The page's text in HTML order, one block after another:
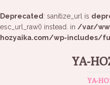
Deprecated : sanitize_url is
esc_url_raw() instead. in /var/
hozyaika.com/wp-includes/
YA-
YA-